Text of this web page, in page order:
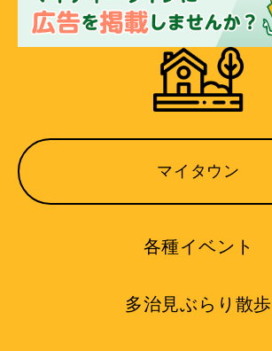
マイタウン
各種イベント
多治見ぶらり散歩